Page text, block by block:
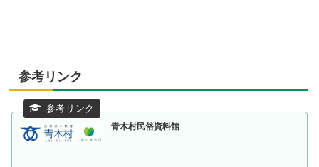
参考リンク
青木村民俗資料館